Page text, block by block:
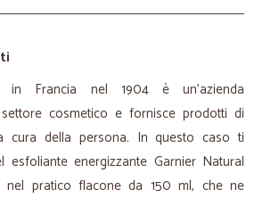
in Francia nel 1904 è un’azienda
cosmetico e fornisce prodotti di
cura della persona. In questo caso ti
energizzante Garnier Natural
nel pratico flacone da 150 ml, che ne